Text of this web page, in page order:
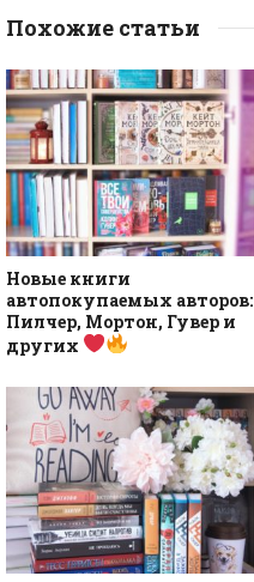
Похожие статьи
Новые книги
автопокупаемых авторов:
Пилчер, Мортон, Гувер и
других